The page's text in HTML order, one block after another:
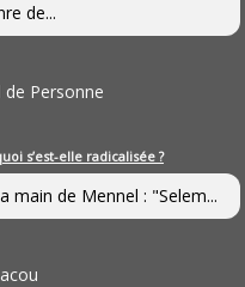
de...
Personne
s’est-elle radicalisée ?
main de Mennel : "Selem...